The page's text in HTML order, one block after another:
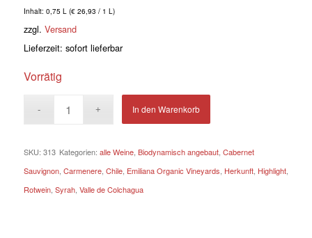
Inhalt: 0,75 L (€26,93 / 1 L)
zzgl. Versand
Lieferzeit: sofort lieferbar
Vorrätig
In den Warenkorb
SKU: 313 Kategorien: alle Weine, Biodynamisch angebaut, Cabernet
Sauvignon, Carmenere, Chile, Emiliana Organic Vineyards, Herkunft, Highlight,
Rotwein, Syrah, Valle de Colchagua